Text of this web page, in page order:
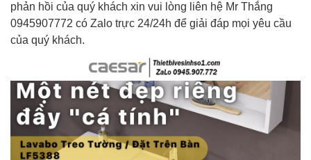
phản hồi của quý khách xin vui lòng liên hệ Mr Thắng
0945907772 có Zalo trực 24/24h để giải đáp mọi yêu cầu
của quý khách.